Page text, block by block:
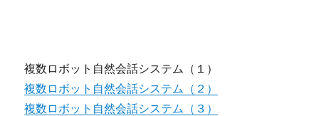
複数ロボット自然会話システム（１）
複数ロボット自然会話システム（２）
複数ロボット自然会話システム（３）